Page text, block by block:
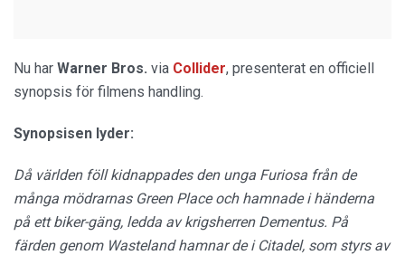
Nu har Warner Bros. via Collider, presenterat en officiell
synopsis för filmens handling.
Synopsisen lyder:
Då världen föll kidnappades den unga Furiosa från de
många mödrarnas Green Place och hamnade i händerna
på ett biker-gäng, ledda av krigsherren Dementus. På
färden genom Wasteland hamnar de i Citadel, som styrs av